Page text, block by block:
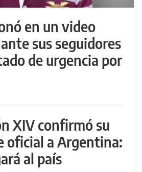
en un video
sus seguidores
de urgencia por
XIV confirmó su
oficial a Argentina:
al país